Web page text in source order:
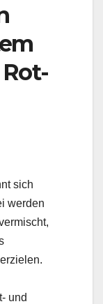
sich
werden
und